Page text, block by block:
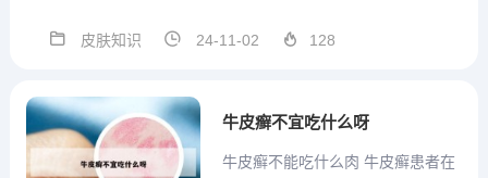
面出现一层一层容易刮除的银白色
这层薄膜刮掉，患者会出现皮肤点
皮肤知识 24-11-02 128
牛皮癣不宜吃什么呀
牛皮癣不能吃什么肉 牛皮癣患者在